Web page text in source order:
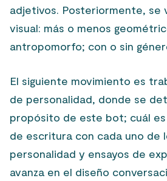
adjetivos. Posteriormente, se
visual: más o menos
antropomorfo; con o sin
El siguiente movimiento es
de personalidad, donde se
propósito de este bot; cuál es
de escritura con cada uno de
personalidad y ensayos de
avanza en el diseño